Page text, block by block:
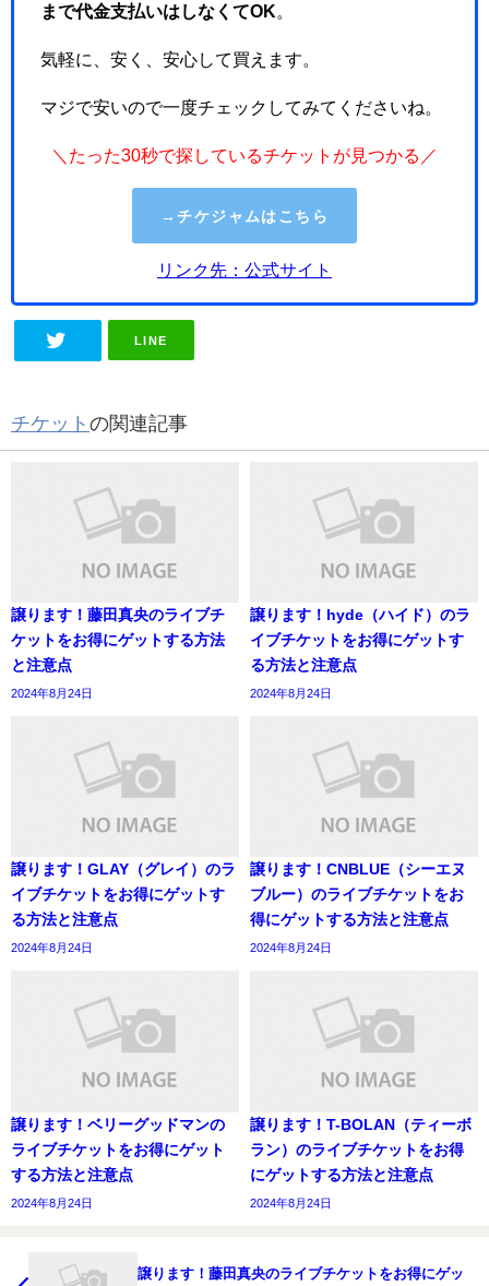
まで代金支払いはしなくてOK
気軽に、安く、安心して買えます。
マジで安いので一度チェックしてみてくださいね。
＼たった30秒で探しているチケットが見つかる／
→チケジャムはこちら
リンク先：公式サイト
LINE
チケット の関連記事
譲ります！藤田真央のライブチ
ケットをお得にゲットする方法
と注意点
2024年8月24日
譲ります！hyde（ハイド）のラ
イブチケットをお得にゲットす
る方法と注意点
2024年8月24日
譲ります！GLAY（グレイ）のラ
イブチケットをお得にゲットす
る方法と注意点
2024年8月24日
譲ります！CNBLUE（シーエヌ
ブルー）のライブチケットをお
得にゲットする方法と注意点
2024年8月24日
譲ります！ベリーグッドマンの
ライブチケットをお得にゲット
する方法と注意点
2024年8月24日
譲ります！T-BOLAN（ティーボ
ラン）のライブチケットをお得
にゲットする方法と注意点
2024年8月24日
譲ります！藤田真央のライブチケットをお得にゲッ